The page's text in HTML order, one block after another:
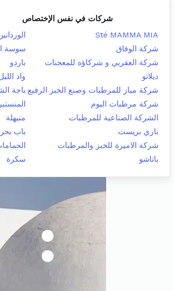
شركات في نفس الإختصاص
Sté MAMMA MIA
شركة الوفاق
سوسة
شركة العقربي و شركاؤه للمعجنات
باردو
ديلاتو
واد
شركة ميار للمرطبات وصنع الخبز الرفيع باجة
شركة مرطبات اليوم
المنستير
الشركة الصناعية للمرطبات
منيهلة
باري بريست
باب بحر
شركة الاميرة للخبز والمرطبات
باتاشو
سكرة